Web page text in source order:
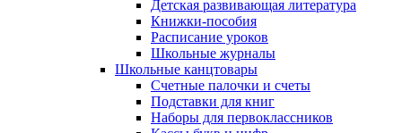
Детская развивающая литература
Книжки-пособия
Расписание уроков
Школьные журналы
Школьные канцтовары
Счетные палочки и счеты
Подставки для книг
Наборы для первоклассников